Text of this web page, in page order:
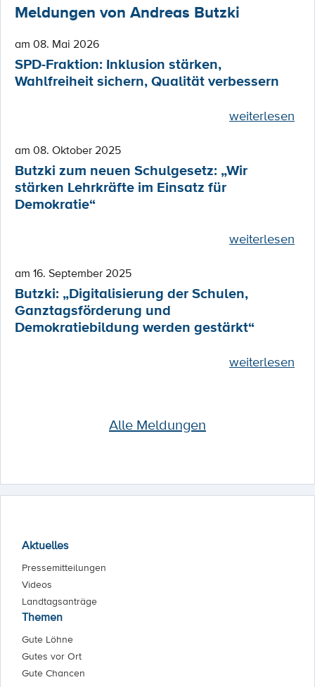
Meldungen von Andreas Butzki
am 08. Mai 2026
SPD-Fraktion: Inklusion stärken,
Wahlfreiheit sichern, Qualität verbessern
weiterlesen
am 08. Oktober 2025
Butzki zum neuen Schulgesetz: „Wir
stärken Lehrkräfte im Einsatz für
Demokratie“
weiterlesen
am 16. September 2025
Butzki: „Digitalisierung der Schulen,
Ganztagsförderung und
Demokratiebildung werden gestärkt“
weiterlesen
Alle Meldungen
Aktuelles
Pressemitteilungen
Videos
Landtagsanträge
Themen
Gute Löhne
Gutes vor Ort
Gute Chancen